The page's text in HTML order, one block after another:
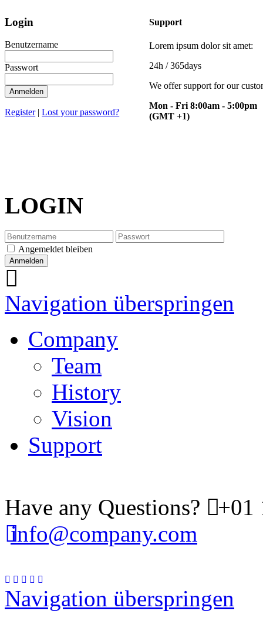
Login
Benutzername
Passwort
Anmelden
Register|Lost your password?
Support
Lorem ipsum dolor sit amet:
24h / 365days
We offer support for our
Mon - Fri 8:00am - 5:00pm
(GMT +1)
LOGIN
Angemeldet bleiben
Navigation überspringen
Company
Team
History
Vision
Support
Have any Questions? +01
info@company.com
Navigation überspringen